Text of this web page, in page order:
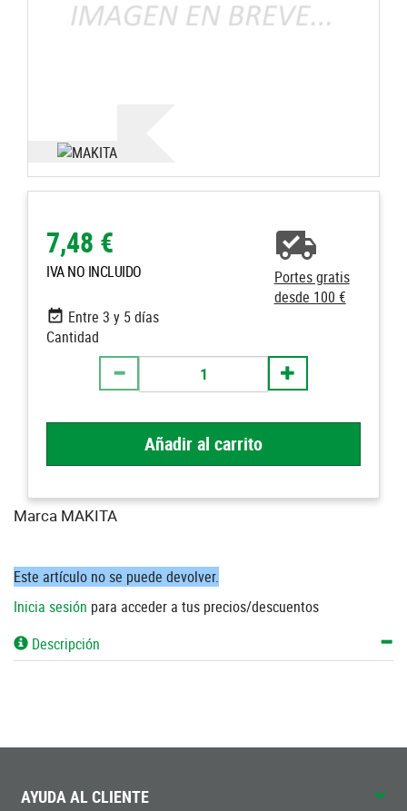
7,48 €
IVA NO INCLUIDO
Portes gratis
desde 100 €
Entre 3 y 5 días
Cantidad
Añadir al carrito
Marca MAKITA
Este artículo no se puede devolver.
Inicia sesión para acceder a tus precios/descuentos
Descripción
AYUDA AL CLIENTE